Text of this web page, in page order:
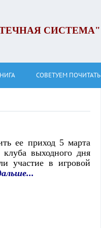
СИСТЕМА"
СОВЕТУЕМ ПОЧИТАТЬ
ее приход 5 марта
выходного дня
участие в игровой